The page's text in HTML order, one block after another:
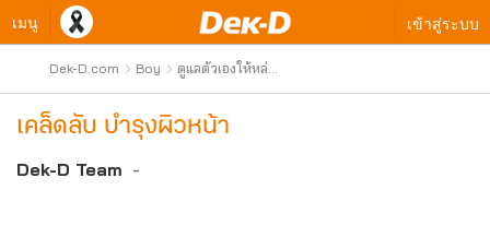
เมนู เข้าสู่ระบบ
Dek-D.com Boy
ดูแลตัวเองให้หล่อ
เคล็ดลับ บำรุงผิวหน้า
Dek-D Team -